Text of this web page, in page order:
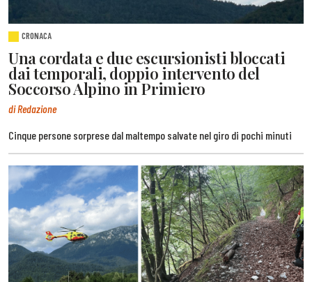
CRONACA
Una cordata e due escursionisti bloccati
dai temporali, doppio intervento del
Soccorso Alpino in Primiero
di Redazione
Cinque persone sorprese dal maltempo salvate nel giro di pochi minuti